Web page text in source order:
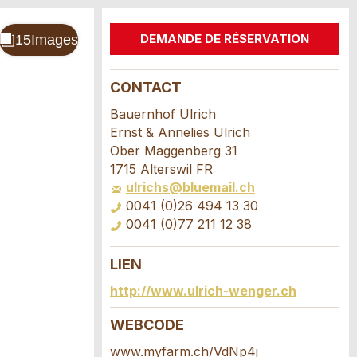
DEMANDE DE RÉSERVATION
CONTACT
Bauernhof Ulrich
Ernst & Annelies Ulrich
Ober Maggenberg 31
1715 Alterswil FR
ulrichs@bluemail.ch
0041 (0)26 494 13 30
0041 (0)77 211 12 38
LIEN
http://www.ulrich-wenger.ch
WEBCODE
www.myfarm.ch/VdNp4j